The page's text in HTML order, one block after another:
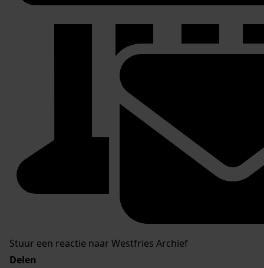
Stuur een reactie naar Westfries Archief
Delen